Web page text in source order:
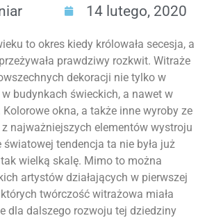
14 lutego, 2020
to okres kiedy królowała secesja, a
prawdziwy rozkwit. Witraże
dekoracji nie tylko w
w budynkach świeckich, a nawet w
Kolorowe okna, a także inne wyroby ze
z najważniejszych elementów wystroju
tendencja ta nie była już
wielką skalę. Mimo to można
artystów działających w pierwszej
których twórczość witrażowa miała
dla dalszego rozwoju tej dziedziny